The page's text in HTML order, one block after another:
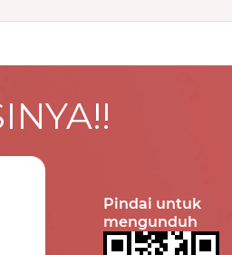
Pindai untuk
mengunduh